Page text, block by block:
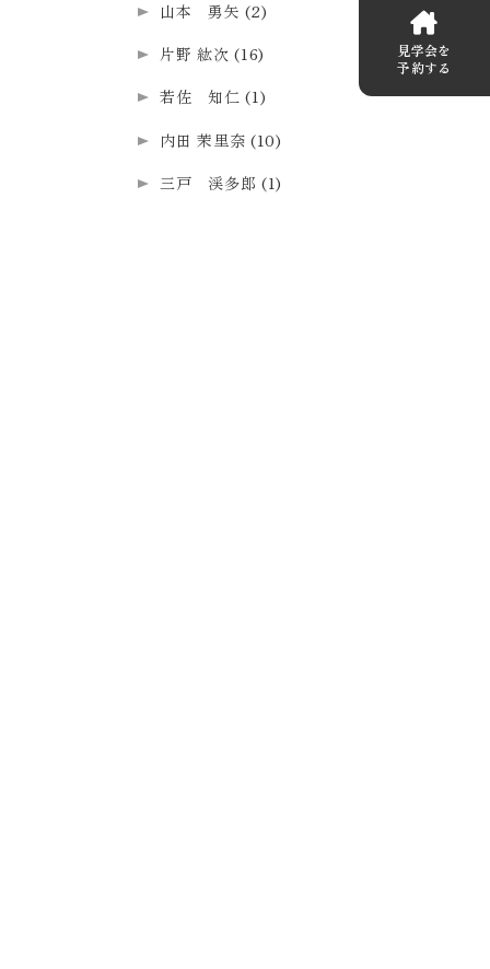
山本 勇矢 (2)
片野 紘次 (16)
若佐 知仁 (1)
内田 茉里奈 (10)
三戸 渓多郎 (1)
見学会を
予約する